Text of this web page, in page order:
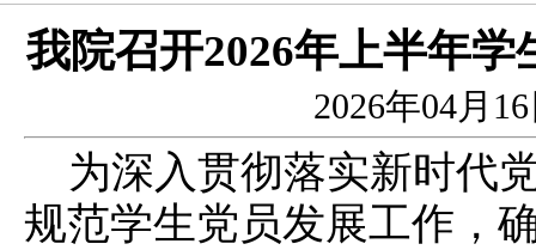
我院召开2026年上半年
2026年04月
为深入贯彻落实新时代
规范学生党员发展工作，